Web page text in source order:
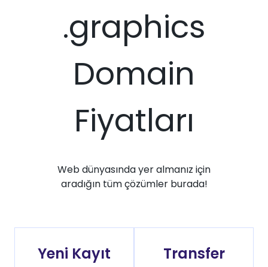
.graphics
Domain
Fiyatları
Web dünyasında yer almanız için
aradığın tüm çözümler burada!
Yeni Kayıt Transfer